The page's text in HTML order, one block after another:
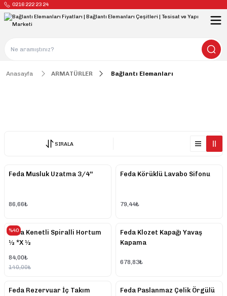
0216 222 23 24
Anasayfa ARMATÜRLER Bağlantı Elemanları
SIRALA
Feda Musluk Uzatma 3/4''
86,66₺
Feda Körüklü Lavabo Sifonu
79,44₺
%40
Feda Kenetli Spiralli Hortum
½ *X ½
84,00₺
140,00₺
Feda Klozet Kapağı Yavaş
Kapama
678,83₺
Feda Rezervuar İç Takım
Feda Paslanmaz Çelik Örgülü